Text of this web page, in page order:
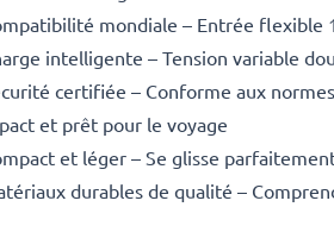
mondiale – Entrée flexible
intelligente – Tension variable
certifiée – Conforme aux
et prêt pour le voyage
et léger – Se glisse
durables de qualité –